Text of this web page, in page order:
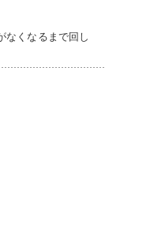
なくなるまで回し